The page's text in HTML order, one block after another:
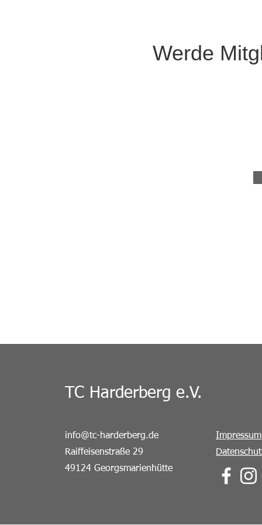
Werde
TC Harderberg e.V.
info@tc-harderberg.de
Raiffeisenstraße 29
49124 Georgsmarienhütte
Impressum